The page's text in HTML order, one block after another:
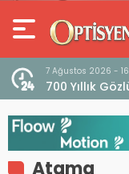
7 Ağustos 2026 -
700 Yıllık
dell’Occhiale”
Atama